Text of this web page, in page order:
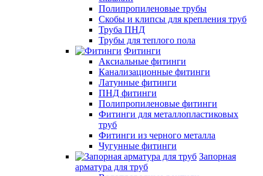
Полипропиленовые трубы
Скобы и клипсы для крепления труб
Труба ПНД
Трубы для теплого пола
Фитинги
Аксиальные фитинги
Канализационные фитинги
Латунные фитинги
ПНД фитинги
Полипропиленовые фитинги
Фитинги для металлопластиковых
труб
Фитинги из черного металла
Чугунные фитинги
Запорная
арматура для труб